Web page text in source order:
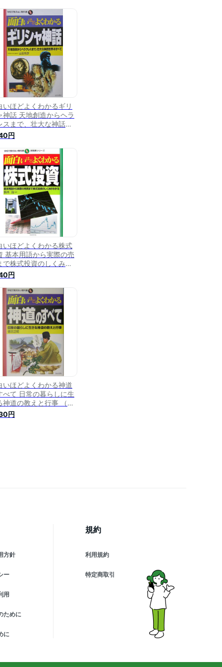
いほどよくわかるギリ
神話 天地創造からヘラ
スまで、壮大な神話世
すべて （学校で教えな
科書） [ 吉田敦彦 ]
円
いほどよくわかる株式
基本用語から実際の売
で株式投資のしくみが
る （学校で教えない教
） [ 鈴木治 ]
円
いほどよくわかる神道
べて 日常の暮らしに生
神道の教えと行事 （学
教えない教科書） [ 菅
昭 ]
円
方針
ー
用
ために
に
規約
利用規約
特定商取引